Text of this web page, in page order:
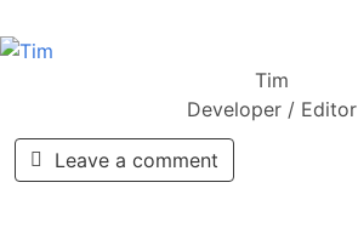
Tim
Developer / Editor
Leave a comment